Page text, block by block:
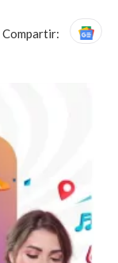
Compartir: